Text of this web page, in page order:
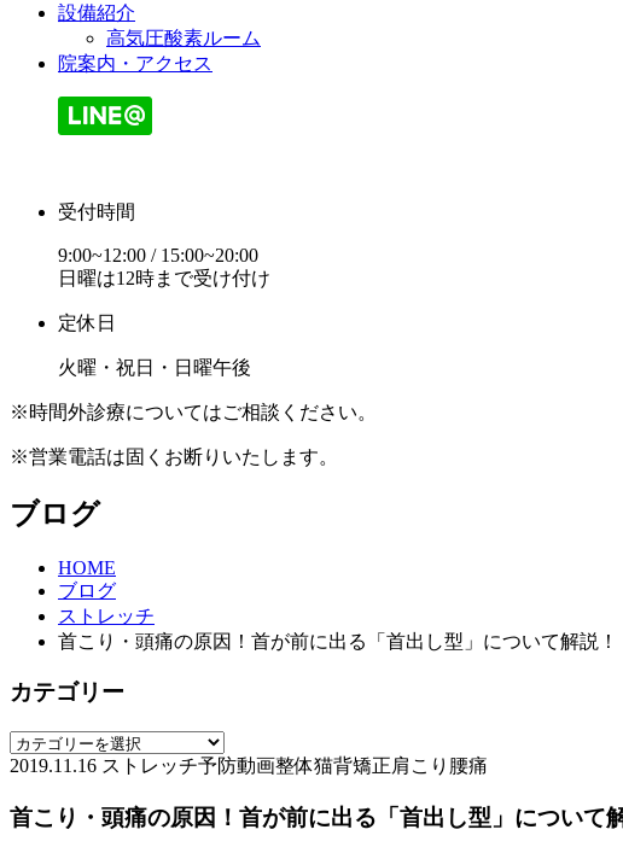
設備紹介
高気圧酸素ルーム
院案内・アクセス
受付時間
9:00~12:00 / 15:00~20:00
日曜は12時まで受け付け
定休日
火曜・祝日・日曜午後
※時間外診療についてはご相談ください。
※営業電話は固くお断りいたします。
ブログ
HOME
ブログ
ストレッチ
首こり・頭痛の原因！首が前に出る「首出し型」について解説
カテゴリー
2019.11.16 ストレッチ予防動画整体猫背矯正肩こり 腰痛
首こり・頭痛の原因！首が前に出る「首出し型」について